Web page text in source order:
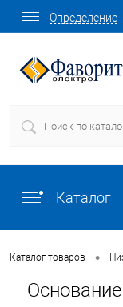
Определение
Каталог
Каталог товаров •